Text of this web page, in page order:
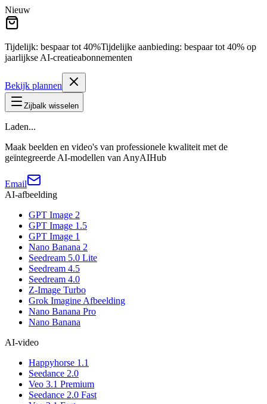
Nieuw
Tijdelijk: bespaar tot 40%Tijdelijke aanbieding: bespaar tot 40% op
jaarlijkse AI-creatieabonnementen
Bekijk plannen
Zijbalk wisselen
Laden...
Maak beelden en video's van professionele kwaliteit met de
geïntegreerde AI-modellen van AnyAIHub
Email
AI-afbeelding
GPT Image 2
GPT Image 1.5
GPT Image 1
Nano Banana 2
Seedream 5.0 Lite
Seedream 4.5
Seedream 4.0
Z-Image Turbo
Grok Imagine Afbeelding
Nano Banana Pro
Nano Banana
AI-video
Happyhorse 1.1
Seedance 2.0
Veo 3.1 Premium
Seedance 2.0 Fast